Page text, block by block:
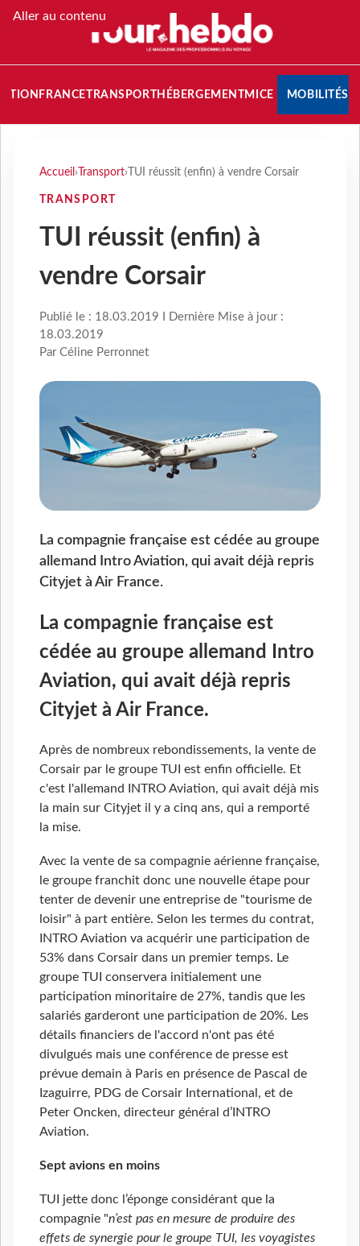
Aller au contenu
FRANCETRANSPORT HÉBERGEMENTMICE MOBILITÉS
Accueil › Transport› TUI réussit (enfin) à vendre Corsair
TRANSPORT
TUI réussit (enfin) à
vendre Corsair
Publié le : 18.03.2019 I Dernière Mise à jour :
18.03.2019
Par Céline Perronnet
La compagnie française est cédée au groupe
allemand Intro Aviation, qui avait déjà repris
Cityjet à Air France.
La compagnie française est
cédée au groupe allemand Intro
Aviation, qui avait déjà repris
Cityjet à Air France.
Après de nombreux rebondissements, la vente de
Corsair par le groupe TUI est enfin officielle. Et
c'est l'allemand INTRO Aviation, qui avait déjà mis
la main sur Cityjet il y a cinq ans, qui a remporté
la mise.
Avec la vente de sa compagnie aérienne française,
le groupe franchit donc une nouvelle étape pour
tenter de devenir une entreprise de "tourisme de
loisir" à part entière. Selon les termes du contrat,
INTRO Aviation va acquérir une participation de
53% dans Corsair dans un premier temps. Le
groupe TUI conservera initialement une
participation minoritaire de 27%, tandis que les
salariés garderont une participation de 20%. Les
détails financiers de l'accord n'ont pas été
divulgués mais une conférence de presse est
prévue demain à Paris en présence de Pascal de
Izaguirre, PDG de Corsair International, et de
Peter Oncken, directeur général d’INTRO
Aviation.
Sept avions en moins
TUI jette donc l’éponge considérant que la
compagnie "n’est pas en mesure de produire des
effets de synergie pour le groupe TUI, les voyagistes